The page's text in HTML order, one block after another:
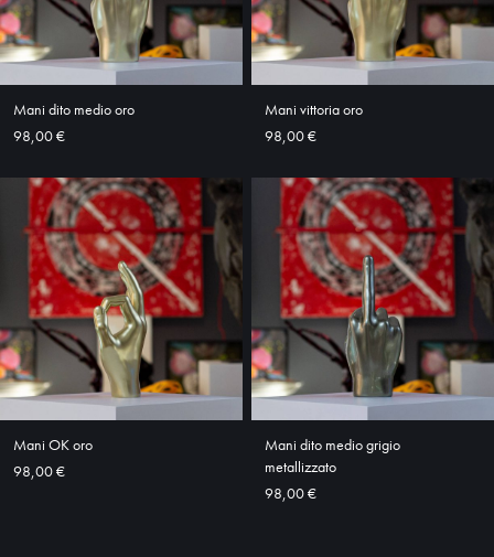
ABOUT
SHOP
Mani dito medio oro
98,00 €
Mani vittoria oro
98,00 €
Mani OK oro
98,00 €
Mani dito medio grigio
metallizzato
98,00 €